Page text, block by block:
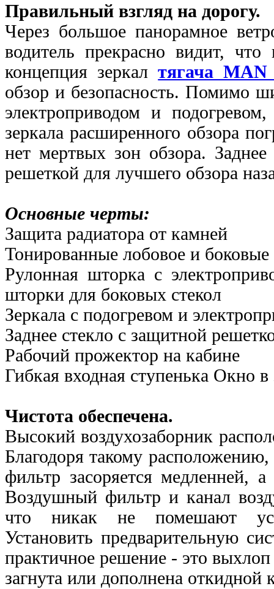
Правильный взгляд на дорогу.
Через большое панорамное
водитель прекрасно видит,
концепция зеркалтягача
обзор и безопасность. Помимо
электроприводом и
зеркала расширенного обзора
нет мертвых зон обзора.
решеткой для лучшего обзора
Основные черты:
Защита радиатора от камней
Тонированные лобовое и боковые
Рулонная шторка с
шторки для боковых стекол
Зеркала с подогревом и
Заднее стекло с защитной
Рабочий прожектор на кабине
Гибкая входная ступенька Окно
Чистота обеспечена.
Высокий воздухозаборник
Благодоря такому
фильтр засоряется медленней,
Воздушный фильтр и канал
что никак не помешают
Установить предварительную
практичное решение - это
загнута или дополнена